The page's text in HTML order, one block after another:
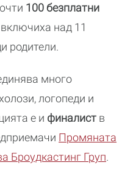
100 безплатни
над 11
родители.
много
логопеди и
е и финалист в
Промяната
Броудкастинг Груп.